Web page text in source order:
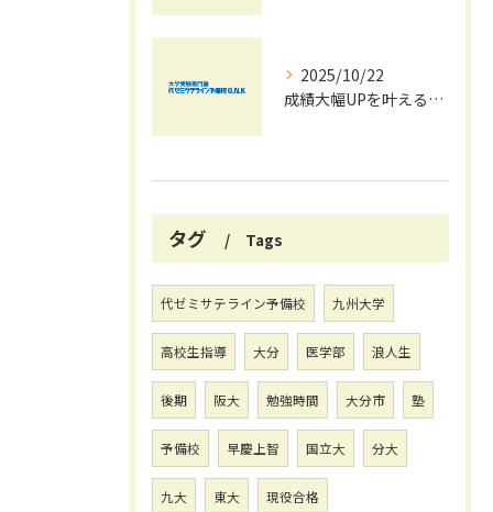
2025/10/22
成績大幅UPを叶える秋の効率学習法
タグ Tags
代ゼミサテライン予備校 九州大学
高校生指導 大分 医学部 浪人生
後期 阪大 勉強時間 大分市 塾
予備校 早慶上智 国立大 分大
九大 東大 現役合格